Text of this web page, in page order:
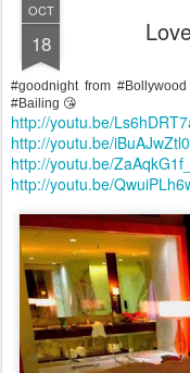
OCT
18
#goodnight from
#Bailing 😘
http://youtu.be/
http://youtu.be/
http://youtu.be/
http://youtu.be/